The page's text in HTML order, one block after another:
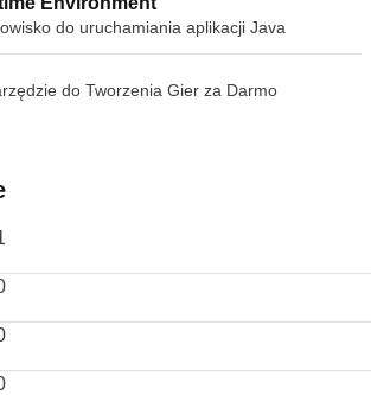
ustawieniami kompresji zakresu. Możesz
stabilny i wysokiej jakości
i ulepszaniu przez VideoLAN Org.
Player w wersji dla komputerów Mac?
do uruchamiania aplikacji Java
do Tworzenia Gier za Darmo